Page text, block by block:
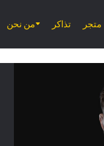
من نحن تذاكر متجر